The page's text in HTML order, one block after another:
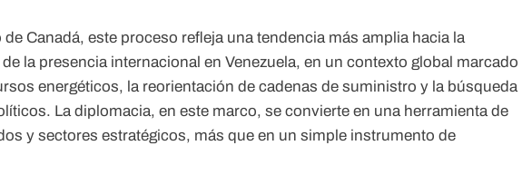
Canadá, este proceso refleja una tendencia más amplia hacia la
la presencia internacional en Venezuela, en un contexto global marcado
energéticos, la reorientación de cadenas de suministro y la búsqueda
La diplomacia, en este marco, se convierte en una herramienta de
y sectores estratégicos, más que en un simple instrumento de